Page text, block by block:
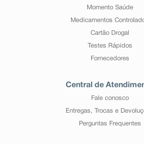
Momento Saúde
Medicamentos
Cartão Drogal
Testes Rápidos
Fornecedores
Central de
Fale conosco
Entregas, Trocas e
Perguntas Frequentes